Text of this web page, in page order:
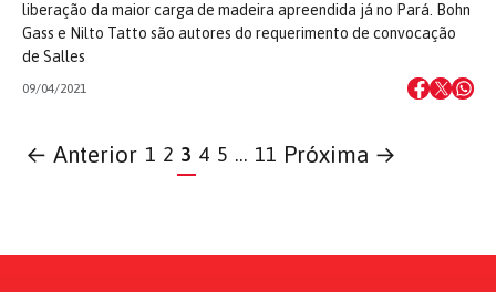
liberação da maior carga de madeira apreendida já no Pará. Bohn
Gass e Nilto Tatto são autores do requerimento de convocação
de Salles
09/04/2021
← Anterior 1 2 3 4 5 … 11 Próxima →